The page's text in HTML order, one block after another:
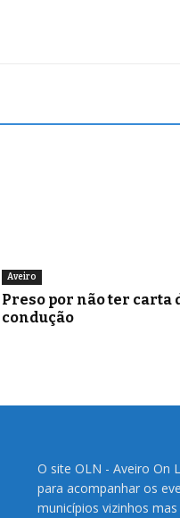
Aveiro
Preso por não ter carta
condução
O site OLN - Aveiro On
para acompanhar os
municípios vizinhos